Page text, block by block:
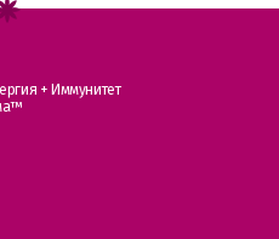
+ Иммунитет